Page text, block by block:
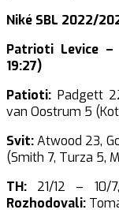
Niké SBL 2022/
Patrioti Levice –
19:27)
Patioti: Padgett
van Oostrum 5
Svit:Atwood 23,
(Smith 7, Turza 5,
TH: 21/12 – 10/
Rozhodovali: